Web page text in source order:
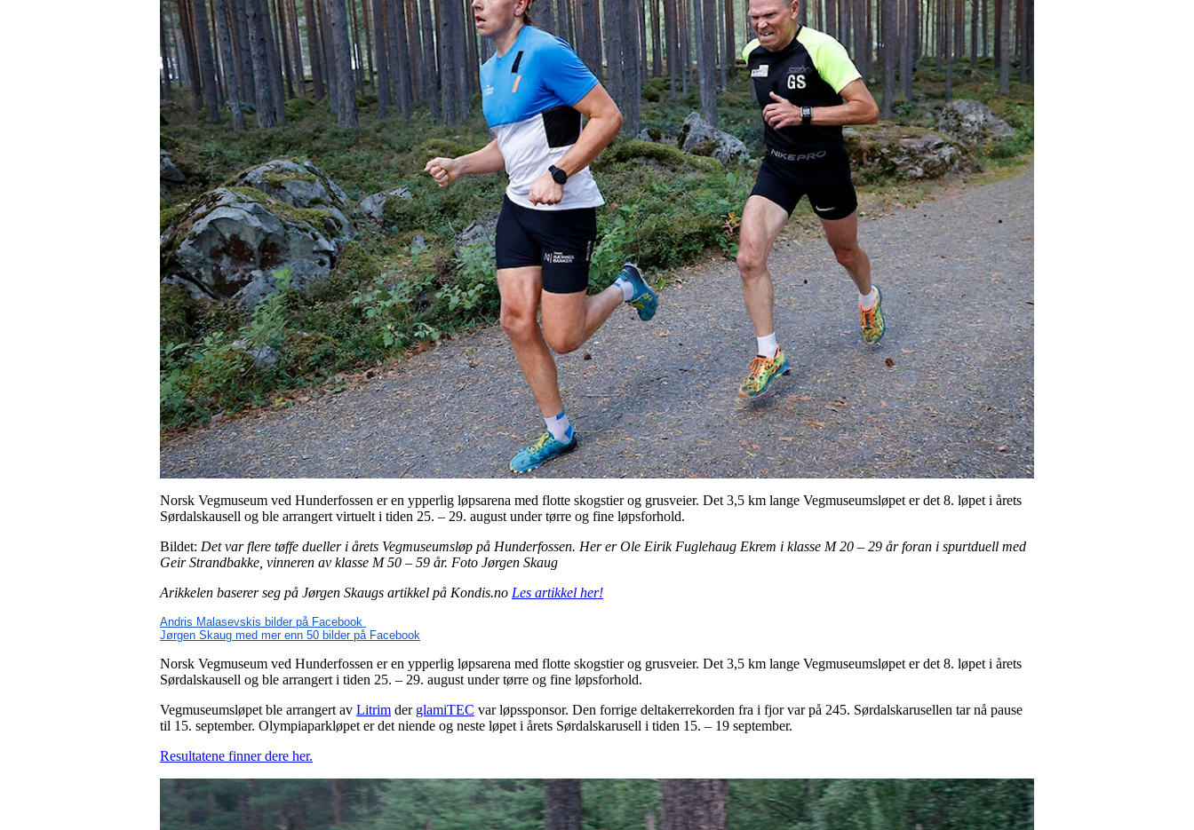
Norsk Vegmuseum ved Hunderfossen er en ypperlig løpsarena med flotte skogstier og grusveier. Det 3,5 km lange Vegmuseumsløpet er det 8. løpet i årets
Sørdalskausell og ble arrangert virtuelt i tiden 25. – 29. august under tørre og fine løpsforhold.
Bildet: Det var flere tøffe dueller i årets Vegmuseumsløp på Hunderfossen. Her er Ole Eirik Fuglehaug Ekrem i klasse M 20 – 29 år foran i spurtduell med
Geir Strandbakke, vinneren av klasse M 50 – 59 år. Foto Jørgen Skaug
Arikkelen baserer seg på Jørgen Skaugs artikkel på Kondis.no Les artikkel her!
Andris Malasevskis bilder på Facebook
Jørgen Skaug med mer enn 50 bilder på Facebook
Norsk Vegmuseum ved Hunderfossen er en ypperlig løpsarena med flotte skogstier og grusveier. Det 3,5 km lange Vegmuseumsløpet er det 8. løpet i årets
Sørdalskausell og ble arrangert i tiden 25. – 29. august under tørre og fine løpsforhold.
Vegmuseumsløpet ble arrangert av Litrim der glamiTEC var løpssponsor. Den forrige deltakerrekorden fra i fjor var på 245. Sørdalskarusellen tar nå pause
til 15. september. Olympiaparkløpet er det niende og neste løpet i årets Sørdalskarusell i tiden 15. – 19 september.
Resultatene finner dere her.